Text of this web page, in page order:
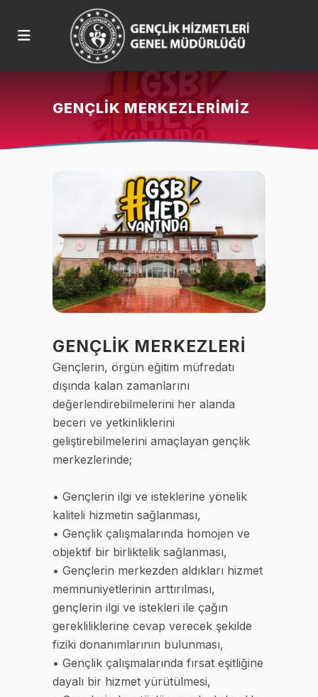
GENÇLIK MERKEZLERIMIZ
GENÇLİK MERKEZLERİ
Gençlerin, örgün eğitim müfredatı
dışında kalan zamanlarını
değerlendirebilmelerini her alanda
beceri ve yetkinliklerini
geliştirebilmelerini amaçlayan gençlik
merkezlerinde;
• Gençlerin ilgi ve isteklerine yönelik
kaliteli hizmetin sağlanması,
• Gençlik çalışmalarında homojen ve
objektif bir birliktelik sağlanması,
• Gençlerin merkezden aldıkları hizmet
memnuniyetlerinin arttırılması,
gençlerin ilgi ve istekleri ile çağın
gerekliliklerine cevap verecek şekilde
fiziki donanımlarının bulunması,
• Gençlik çalışmalarında fırsat eşitliğine
dayalı bir hizmet yürütülmesi,